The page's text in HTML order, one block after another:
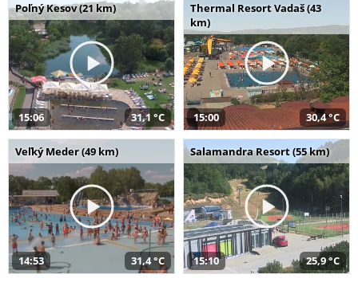
Poľný Kesov (21 km)
15:06 31,1 °C
Thermal Resort Vadaš (43
km)
15:00 30,4 °C
Veľký Meder (49 km)
14:53 31,4 °C
Salamandra Resort (55 km)
15:10 25,9 °C